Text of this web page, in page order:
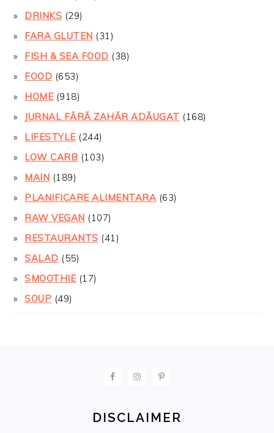
DRINKS (29)
FARA GLUTEN (31)
FISH & SEA FOOD (38)
FOOD (653)
HOME(918)
JURNAL FĂRĂ ZAHĂR ADĂUGAT (168)
LIFESTYLE(244)
LOW CARB (103)
MAIN (189)
PLANIFICARE ALIMENTARA(63)
RAW VEGAN (107)
RESTAURANTS (41)
SALAD (55)
SMOOTHIE(17)
SOUP (49)
DISCLAIMER